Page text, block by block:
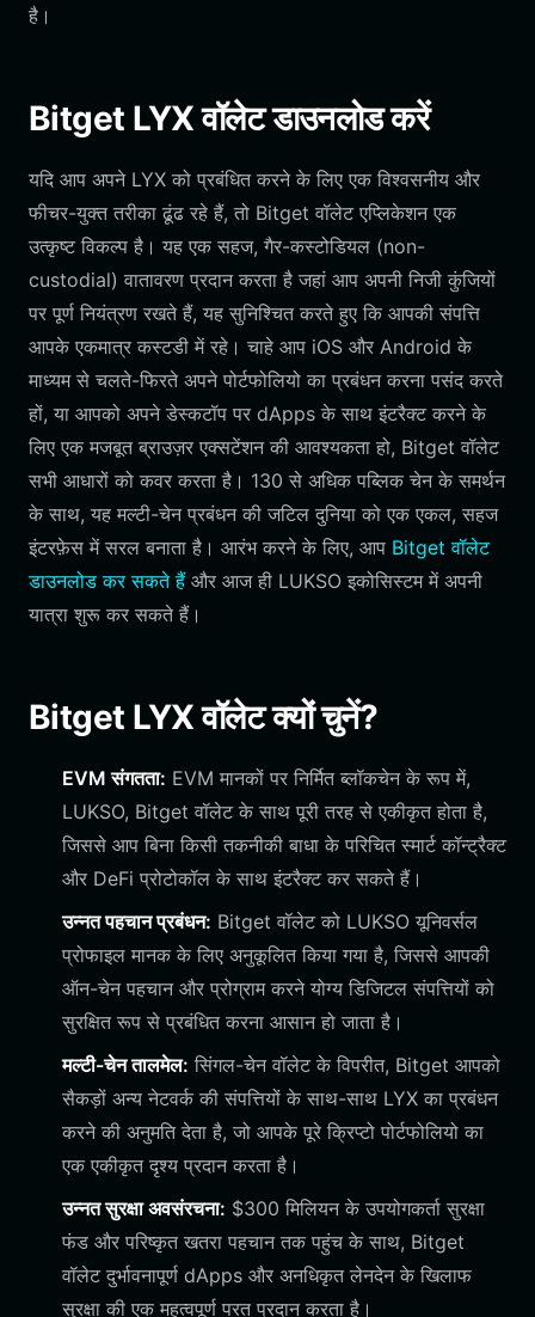
है।
Bitget LYX वॉलेट डाउनलोड करें
यदि आप अपने LYX को प्रबंधित करने के लिए एक विश्वसनीय और
फीचर-युक्त तरीका ढूंढ रहे हैं, तो Bitget वॉलेट एप्लिकेशन एक
उत्कृष्ट विकल्प है। यह एक सहज, गैर-कस्टोडियल (non-
custodial) वातावरण प्रदान करता है जहां आप अपनी निजी कुंजियों
पर पूर्ण नियंत्रण रखते हैं, यह सुनिश्चित करते हुए कि आपकी संपत्ति
आपके एकमात्र कस्टडी में रहे। चाहे आप iOS और Android के
माध्यम से चलते-फिरते अपने पोर्टफोलियो का प्रबंधन करना पसंद करते
हों, या आपको अपने डेस्कटॉप पर dApps के साथ इंटरैक्ट करने के
लिए एक मजबूत ब्राउज़र एक्सटेंशन की आवश्यकता हो, Bitget वॉलेट
सभी आधारों को कवर करता है। 130 से अधिक पब्लिक चेन के समर्थन
के साथ, यह मल्टी-चेन प्रबंधन की जटिल दुनिया को एक एकल, सहज
इंटरफ़ेस में सरल बनाता है। आरंभ करने के लिए, आप Bitget वॉलेट
डाउनलोड कर सकते हैंऔर आज ही LUKSO इकोसिस्टम में अपनी
यात्रा शुरू कर सकते हैं।
Bitget LYX वॉलेट क्यों चुनें?
EVM संगतता: EVM मानकों पर निर्मित ब्लॉकचेन के रूप में,
LUKSO, Bitget वॉलेट के साथ पूरी तरह से एकीकृत होता है,
जिससे आप बिना किसी तकनीकी बाधा के परिचित स्मार्ट कॉन्ट्रैक्ट
और DeFi प्रोटोकॉल के साथ इंटरैक्ट कर सकते हैं।
उन्नत पहचान प्रबंधन: Bitget वॉलेट को LUKSO यूनिवर्सल
प्रोफाइल मानक के लिए अनुकूलित किया गया है, जिससे आपकी
ऑन-चेन पहचान और प्रोग्राम करने योग्य डिजिटल संपत्तियों को
सुरक्षित रूप से प्रबंधित करना आसान हो जाता है।
मल्टी-चेन तालमेल: सिंगल-चेन वॉलेट के विपरीत, Bitget आपको
सैकड़ों अन्य नेटवर्क की संपत्तियों के साथ-साथ LYX का प्रबंधन
करने की अनुमति देता है, जो आपके पूरे क्रिप्टो पोर्टफोलियो का
एक एकीकृत दृश्य प्रदान करता है।
उन्नत सुरक्षा अवसंरचना: $300 मिलियन के उपयोगकर्ता सुरक्षा
फंड और परिष्कृत खतरा पहचान तक पहुंच के साथ, Bitget
वॉलेट दुर्भावनापूर्ण dApps और अनधिकृत लेनदेन के खिलाफ
सुरक्षा की एक महत्वपूर्ण परत प्रदान करता है।